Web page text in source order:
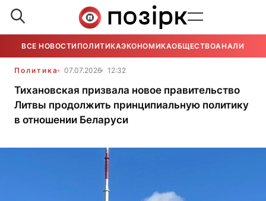
ВСЕ НОВОСТИ ПОЛИТИКАЭКОНОМИКАОБЩЕСТВОАНАЛИТИКА
Политика 07.07.2026 12:32
Тихановская призвала новое правительство
Литвы продолжить принципиальную политику
в отношении Беларуси